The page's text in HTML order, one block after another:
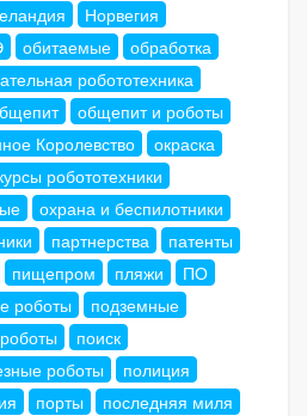
Норвегия
обитаемые
обработка
робототехника
общепит и роботы
Королевство
окраска
робототехники
охрана и беспилотники
партнерства
патенты
пищепром пляжи
ПО
роботы
подземные
поиск
роботы
полиция
порты
последняя миля